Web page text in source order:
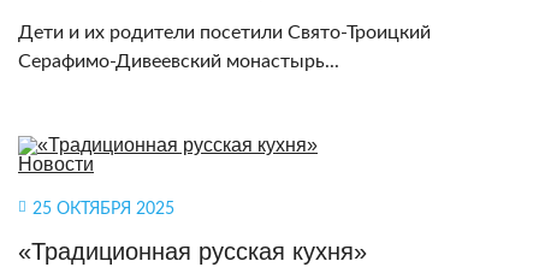
Дети и их родители посетили Свято-Троицкий
Серафимо-Дивеевский монастырь...
25 ОКТЯБРЯ 2025
«Традиционная русская кухня»